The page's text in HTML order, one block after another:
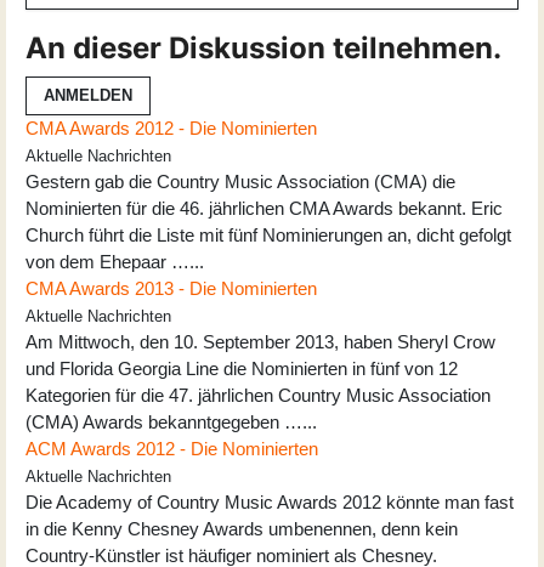
An dieser Diskussion teilnehmen.
ANMELDEN
CMA Awards 2012 - Die Nominierten
Aktuelle Nachrichten
Gestern gab die Country Music Association (CMA) die
Nominierten für die 46. jährlichen CMA Awards bekannt. Eric
Church führt die Liste mit fünf Nominierungen an, dicht gefolgt
von dem Ehepaar …...
CMA Awards 2013 - Die Nominierten
Aktuelle Nachrichten
Am Mittwoch, den 10. September 2013, haben Sheryl Crow
und Florida Georgia Line die Nominierten in fünf von 12
Kategorien für die 47. jährlichen Country Music Association
(CMA) Awards bekanntgegeben …...
ACM Awards 2012 - Die Nominierten
Aktuelle Nachrichten
Die Academy of Country Music Awards 2012 könnte man fast
in die Kenny Chesney Awards umbenennen, denn kein
Country-Künstler ist häufiger nominiert als Chesney.